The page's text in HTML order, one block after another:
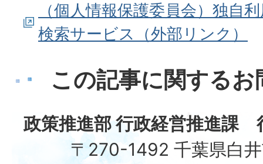
（個人情報保護委員会）独自
検索サービス（外部リンク）
この記事に関する
政策推進部 行政経営推進課
〒270-1492 千葉県白